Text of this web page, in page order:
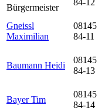
Bürgermeister
84-12
Gneissl
Maximilian
08145
84-11
Baumann Heidi
08145
84-13
Bayer Tim
08145
84-14